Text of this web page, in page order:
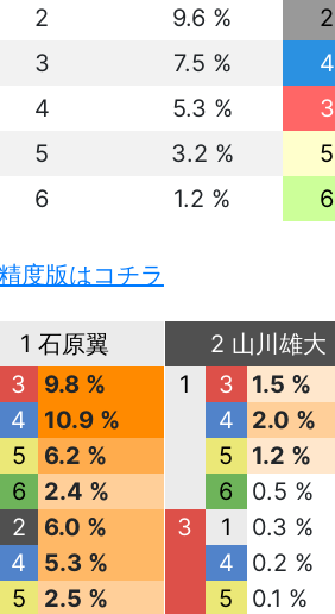
2
9.6 % 2
3
7.5 % 4
4
5.3 % 3
5
3.2 % 5
6
1.2 % 6
度版はコチラ
1 石原翼
3
9.8 %
4
10.9 %
5
6.2 %
6
2.4 %
2
6.0 %
4
5.3 %
5
2.5 %
2 山川雄大
1
3
1.5 %
4
2.0 %
5
1.2 %
6
0.5 %
3
1
0.3 %
4
0.2 %
5
0.1 %